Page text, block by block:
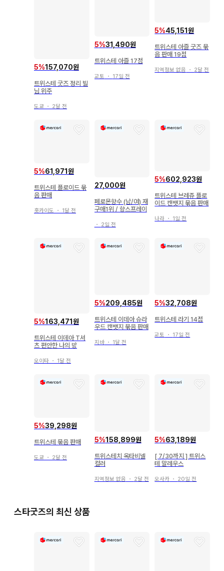
5%157,070원
트위스테 굿즈 정리 빌
님 위주
도쿄 ・ 2달 전
5%31,490원
트위스테 아즐 17점
교토 ・ 17일 전
5%45,151원
트위스테 아즐 굿즈 묶
음 판매 19점
지역정보 없음 ・ 2달 전
5%61,971원
트위스테 플로이드 묶
음 판매
홋카이도 ・ 1달 전
27,000원
페로몬향수 (남/여) 재
구매1위 / 향스프레이
・ 2일 전
5%602,923원
트위스테 브레쥬 플로
이드 캔뱃지 묶음 판매
나라 ・ 1일 전
5%163,471원
트위스테 이데아 T셔
츠 편안한 나의 방
오이타 ・ 1달 전
5%209,485원
트위스테 이데아 슈라
우드 캔뱃지 묶음 판매
지바・ 1달 전
5%32,708원
트위스테 라기 14점
교토 ・ 17일 전
5%39,298원
트위스테 묶음 판매
도쿄 ・ 2달 전
5%158,899원
트위스테치 옥타비넬
컬러
지역정보 없음 ・ 2달 전
5%63,189원
[ 7/30까지 ] 트위스
테 말레우스
오사카 ・ 20일 전
스타굿즈의 최신 상품